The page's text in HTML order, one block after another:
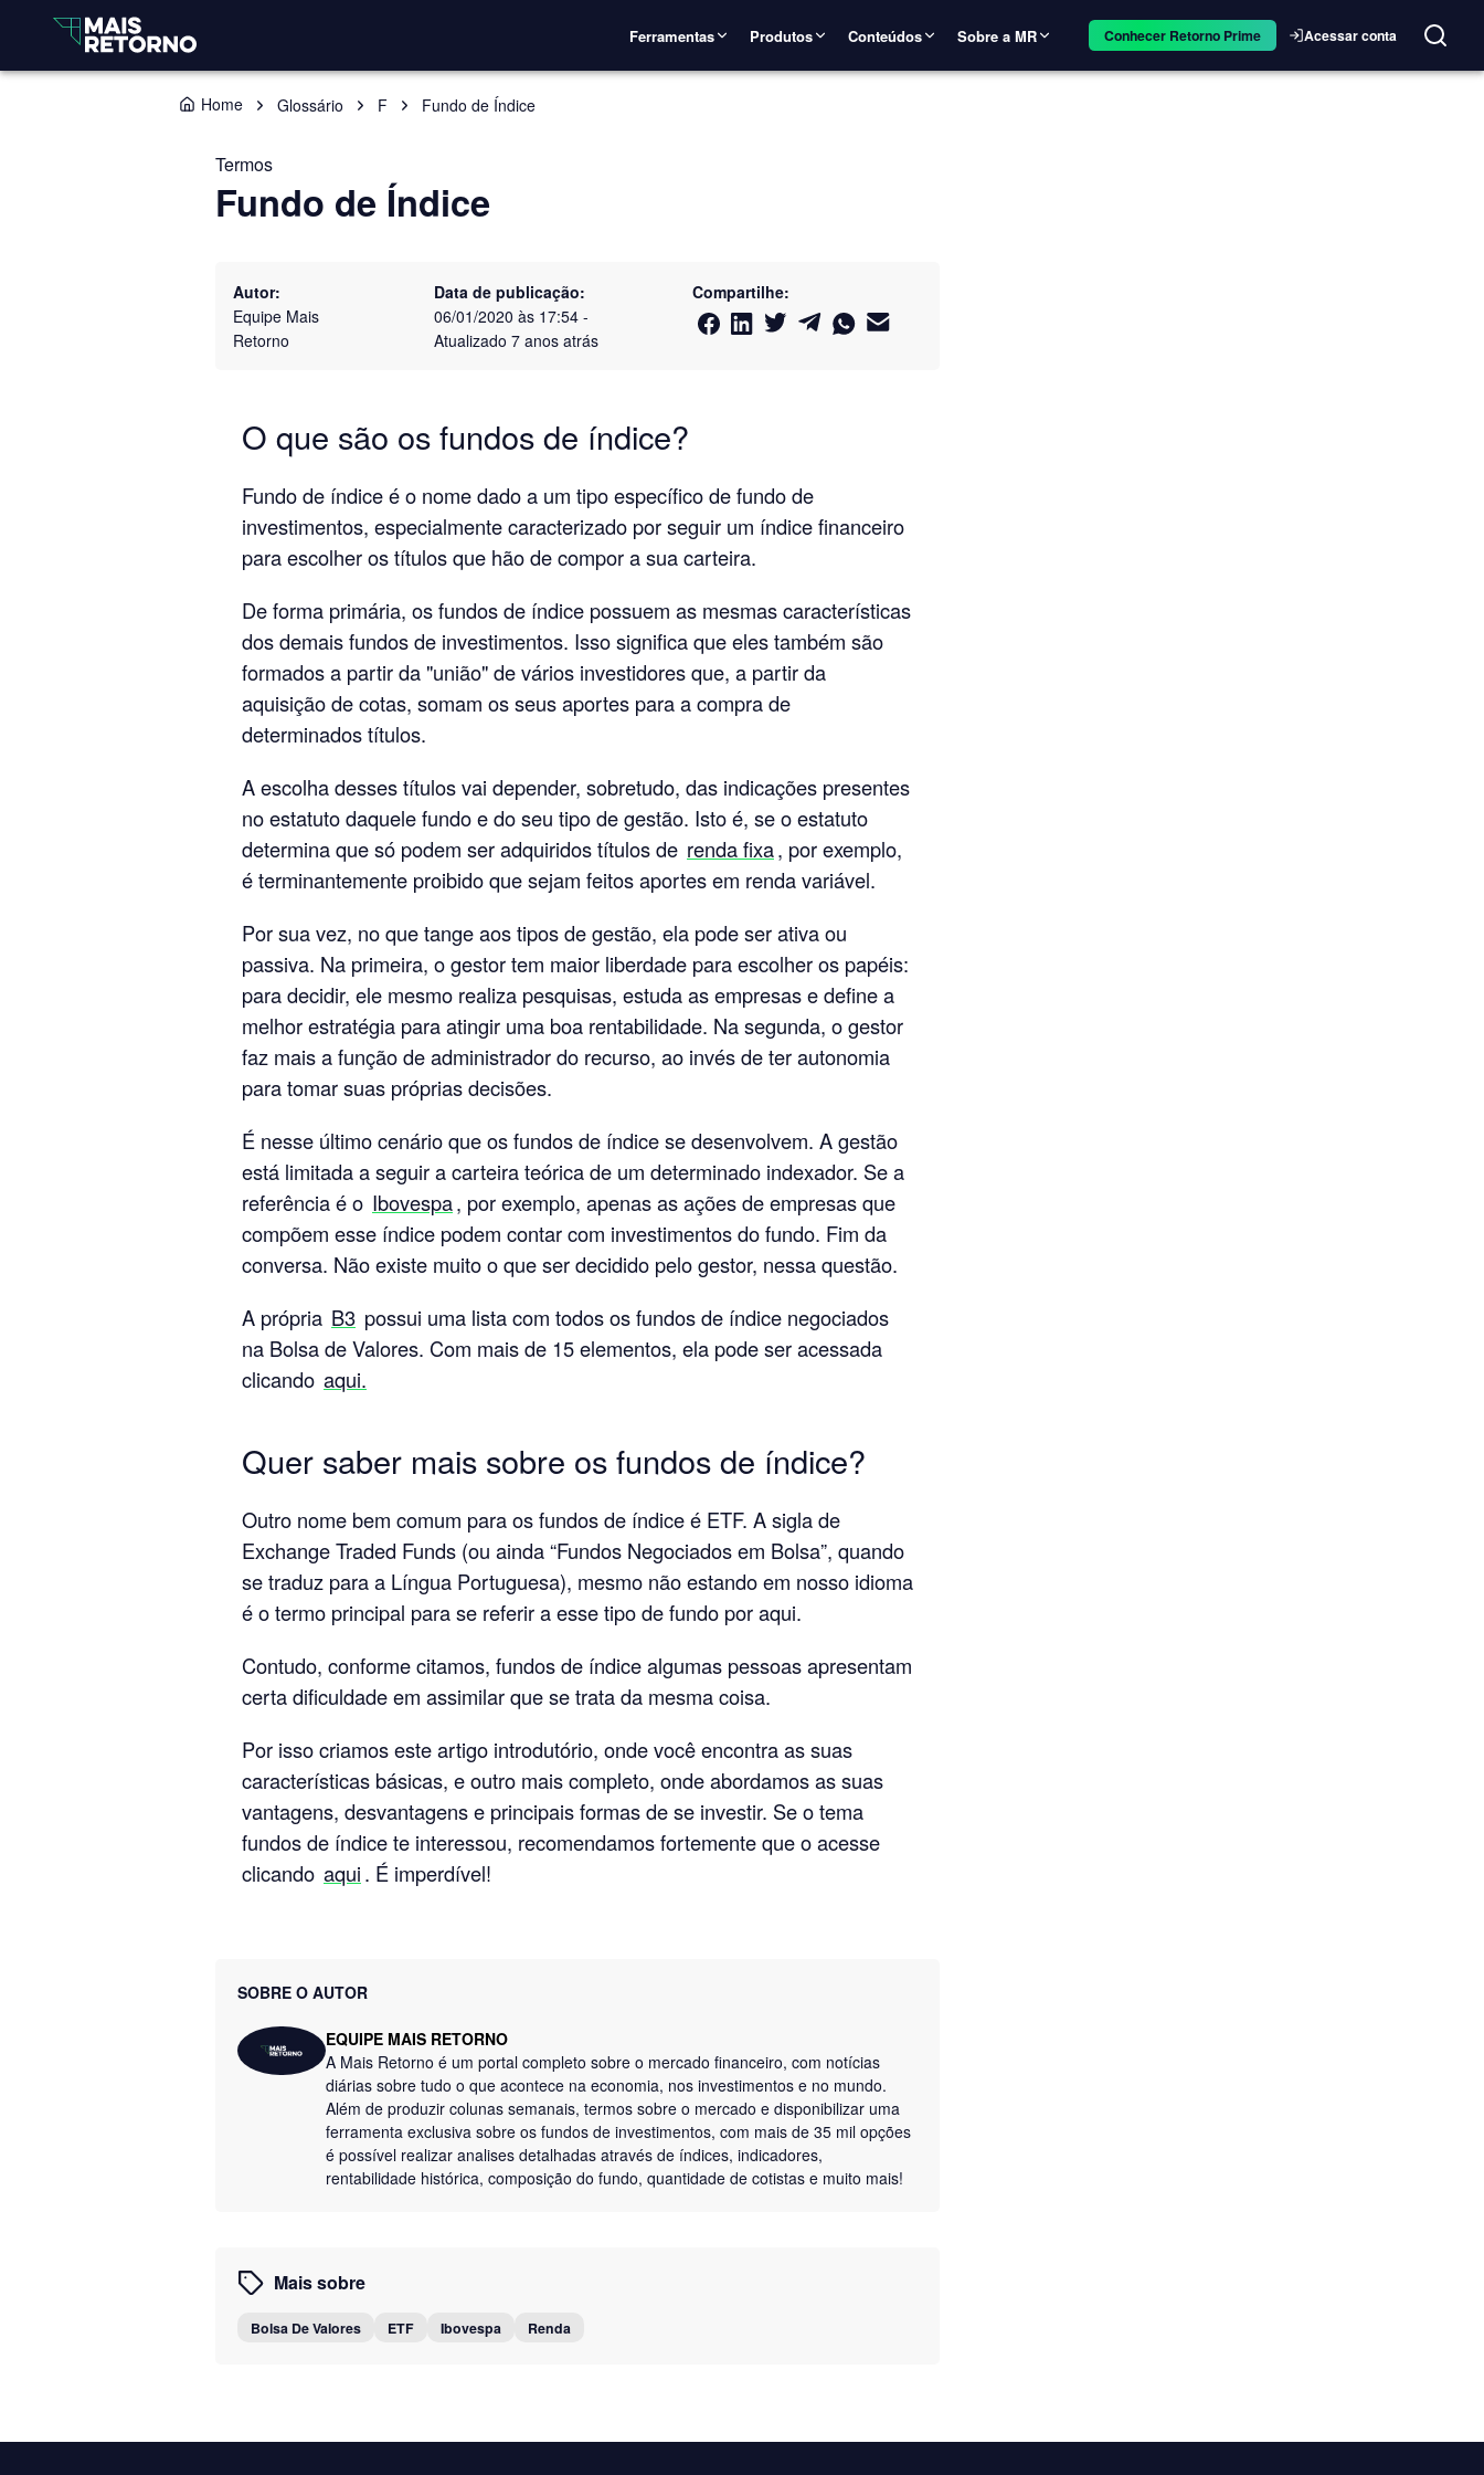
Ferramentas Produtos Conteúdos Sobre a MR Conhecer Retorno Prime Acessar conta
Home Glossário F Fundo de Índice
Termos
Fundo de Índice
Autor:
Equipe Mais
Retorno
Data de publicação:
06/01/2020 às 17:54 -
Atualizado 7 anos atrás
Compartilhe:
O que são os fundos de índice?
Fundo de índice é o nome dado a um tipo específico de fundo de
investimentos, especialmente caracterizado por seguir um índice financeiro
para escolher os títulos que hão de compor a sua carteira.
De forma primária, os fundos de índice possuem as mesmas características
dos demais fundos de investimentos. Isso significa que eles também são
formados a partir da "união" de vários investidores que, a partir da
aquisição de cotas, somam os seus aportes para a compra de
determinados títulos.
A escolha desses títulos vai depender, sobretudo, das indicações presentes
no estatuto daquele fundo e do seu tipo de gestão. Isto é, se o estatuto
determina que só podem ser adquiridos títulos de renda fixa, por exemplo,
é terminantemente proibido que sejam feitos aportes em renda variável.
Por sua vez, no que tange aos tipos de gestão, ela pode ser ativa ou
passiva. Na primeira, o gestor tem maior liberdade para escolher os papéis:
para decidir, ele mesmo realiza pesquisas, estuda as empresas e define a
melhor estratégia para atingir uma boa rentabilidade. Na segunda, o gestor
faz mais a função de administrador do recurso, ao invés de ter autonomia
para tomar suas próprias decisões.
É nesse último cenário que os fundos de índice se desenvolvem. A gestão
está limitada a seguir a carteira teórica de um determinado indexador. Se a
referência é o Ibovespa, por exemplo, apenas as ações de empresas que
compõem esse índice podem contar com investimentos do fundo. Fim da
conversa. Não existe muito o que ser decidido pelo gestor, nessa questão.
A própria B3 possui uma lista com todos os fundos de índice negociados
na Bolsa de Valores. Com mais de 15 elementos, ela pode ser acessada
clicando aqui.
Quer saber mais sobre os fundos de índice?
Outro nome bem comum para os fundos de índice é ETF. A sigla de
Exchange Traded Funds (ou ainda “Fundos Negociados em Bolsa”, quando
se traduz para a Língua Portuguesa), mesmo não estando em nosso idioma
é o termo principal para se referir a esse tipo de fundo por aqui.
Contudo, conforme citamos, fundos de índice algumas pessoas apresentam
certa dificuldade em assimilar que se trata da mesma coisa.
Por isso criamos este artigo introdutório, onde você encontra as suas
características básicas, e outro mais completo, onde abordamos as suas
vantagens, desvantagens e principais formas de se investir. Se o tema
fundos de índice te interessou, recomendamos fortemente que o acesse
clicando aqui. É imperdível!
SOBRE O AUTOR
EQUIPE MAIS RETORNO
A Mais Retorno é um portal completo sobre o mercado financeiro, com notícias
diárias sobre tudo o que acontece na economia, nos investimentos e no mundo.
Além de produzir colunas semanais, termos sobre o mercado e disponibilizar uma
ferramenta exclusiva sobre os fundos de investimentos, com mais de 35 mil opções
é possível realizar analises detalhadas através de índices, indicadores,
rentabilidade histórica, composição do fundo, quantidade de cotistas e muito mais!
Mais sobre
Bolsa De Valores ETF Ibovespa Renda